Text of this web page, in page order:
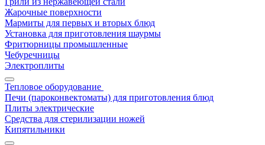
Жарочные поверхности
Мармиты для первых и вторых блюд
Установка для приготовления шаурмы
Фритюрницы промышленные
Чебуречницы
Электроплиты
Тепловое оборудование
Печи (пароконвектоматы) для приготовления блюд
Плиты электрические
Средства для стерилизации ножей
Кипятильники